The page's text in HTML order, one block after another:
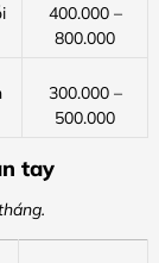
400.000 –
800.000
300.000 –
500.000
tay